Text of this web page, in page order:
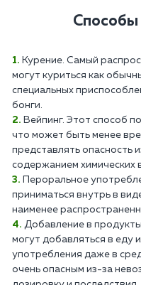
Способы
Курение. Самый
могут куриться как
специальных
бонги.
Вейпинг. Этот способ
что может быть менее
представлять опасность
содержанием химических
Пероральное
приниматься внутрь в
наименее
Добавление в
могут добавляться в еду
употребления даже в
очень опасным из-за